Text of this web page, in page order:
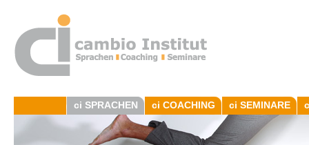
ci SPRACHEN ci COACHING ci SEMINARE